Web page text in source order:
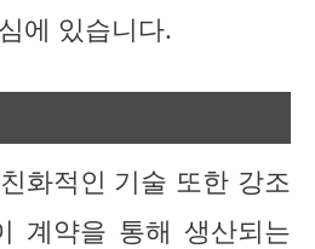
에 있습니다.
화적인 기술 또한 강조
계약을 통해 생산되는